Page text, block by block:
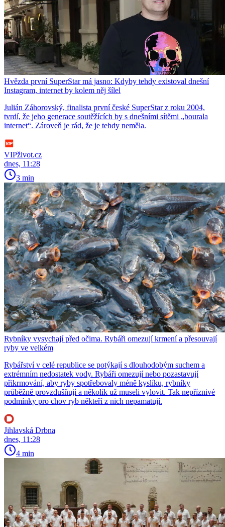
Hvězda první SuperStar má jasno: Kdyby tehdy existoval dnešní
Instagram, internet by kolem něj šílel
Julián Záhorovský, finalista první české SuperStar z roku 2004,
tvrdí, že jeho generace soutěžících by s dnešními sítěmi „bourala
internet“. Zároveň je rád, že je tehdy neměla.
VIPživot.cz
dnes, 11:28
3 min
Rybníky vysychají před očima. Rybáři omezují krmení a přesouvají
ryby ve velkém
Rybářství v celé republice se potýkají s dlouhodobým suchem a
extrémním nedostatek vody. Rybáři omezují nebo pozastavují
přikrmování, aby ryby spotřebovaly méně kyslíku, rybníky
průběžně provzdušňují a několik už museli vylovit. Tak nepříznivé
podmínky pro chov ryb někteří z nich nepamatují.
Jihlavská Drbna
dnes, 11:28
4 min